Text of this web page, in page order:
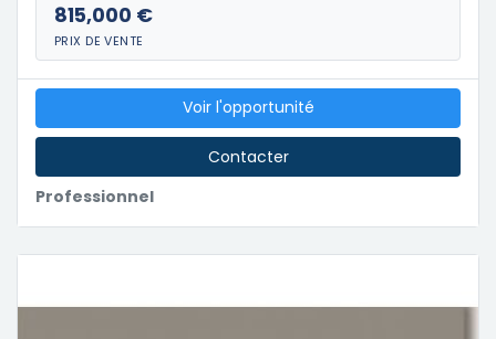
815,000 €
PRIX DE VENTE
Professionnel
Voir l'opportunité
Contacter